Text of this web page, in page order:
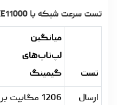
تست سرعت شبکه با AXE11000 و iperf3
تست
میانگین
لپ‌تاپ‌های
گیمینگ
ارسال
1206 مگابیت بر